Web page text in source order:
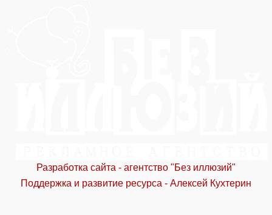
Разработка сайта - агентство "Без иллюзий"
Поддержка и развитие ресурса - Алексей Кухтерин